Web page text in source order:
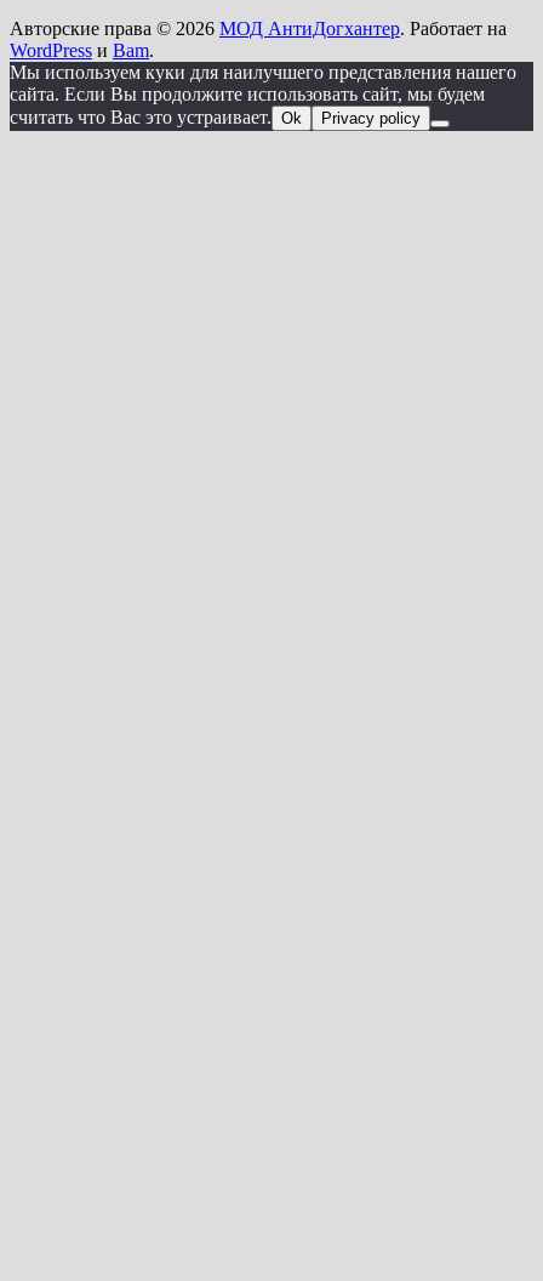
Авторские права © 2026 МОД АнтиДогхантер. Работает на
WordPress и Bam.
Мы используем куки для наилучшего представления нашего
сайта. Если Вы продолжите использовать сайт, мы будем
считать что Вас это устраивает. Ok Privacy policy